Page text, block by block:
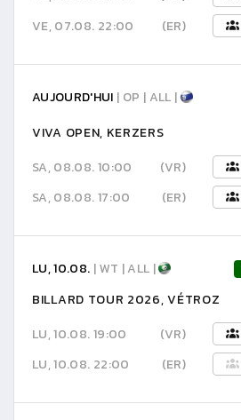
VE, 07.08. 22:00
(ER)
AUJOURD'HUI | OP | ALL |
VIVA OPEN, KERZERS
SA, 08.08. 10:00
(VR)
SA, 08.08. 17:00
(ER)
LU, 10.08. | WT | ALL |
BILLARD TOUR 2026, VÉTROZ
LU, 10.08. 19:00
(VR)
LU, 10.08. 22:00
(ER)